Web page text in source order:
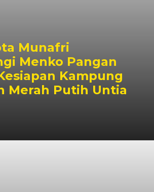
Munafri
Menko Pangan
Kampung
Merah Putih Untia